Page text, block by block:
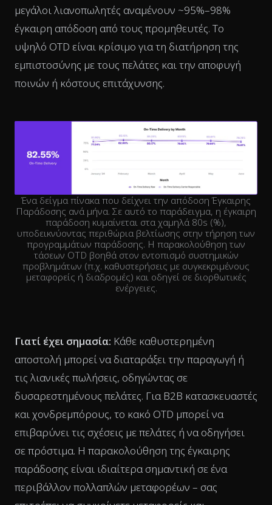
μεγάλοι λιανοπωλητές αναμένουν ~95%–98%
έγκαιρη απόδοση από τους προμηθευτές. Το
υψηλό OTD είναι κρίσιμο για τη διατήρηση της
εμπιστοσύνης με τους πελάτες και την αποφυγή
ποινών ή κόστους επιτάχυνσης.
Ένα δείγμα πίνακα που δείχνει την απόδοση Έγκαιρης
Παράδοσης ανά μήνα. Σε αυτό το παράδειγμα, η έγκαιρη
παράδοση κυμαίνεται στα χαμηλά 80s (%),
υποδεικνύοντας περιθώρια βελτίωσης στην τήρηση των
προγραμμάτων παράδοσης. Η παρακολούθηση των
τάσεων OTD βοηθά στον εντοπισμό συστημικών
προβλημάτων (π.χ. καθυστερήσεις με συγκεκριμένους
μεταφορείς ή διαδρομές) και οδηγεί σε διορθωτικές
ενέργειες.
Γιατί έχει σημασία: Κάθε καθυστερημένη
αποστολή μπορεί να διαταράξει την παραγωγή ή
τις λιανικές πωλήσεις, οδηγώντας σε
δυσαρεστημένους πελάτες. Για B2B κατασκευαστές
και χονδρεμπόρους, το κακό OTD μπορεί να
επιβαρύνει τις σχέσεις με πελάτες ή να οδηγήσει
σε πρόστιμα. Η παρακολούθηση της έγκαιρης
παράδοσης είναι ιδιαίτερα σημαντική σε ένα
περιβάλλον πολλαπλών μεταφορέων – σας